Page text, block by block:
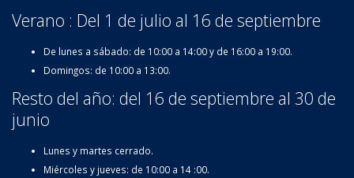
Verano : Del 1 de julio al 16 de septiembre
De lunes a sábado: de 10:00 a 14:00 y de 16:00 a 19:00.
Domingos: de 10:00 a 13:00.
Resto del año: del 16 de septiembre al 30 de
junio
Lunes y martes cerrado.
Miércoles y jueves: de 10:00 a 14 :00.